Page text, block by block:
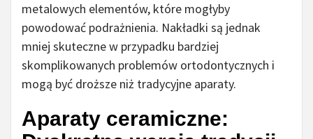
metalowych elementów, które mogłyby
powodować podrażnienia. Nakładki są jednak
mniej skuteczne w przypadku bardziej
skomplikowanych problemów ortodontycznych i
mogą być droższe niż tradycyjne aparaty.
Aparaty ceramiczne: